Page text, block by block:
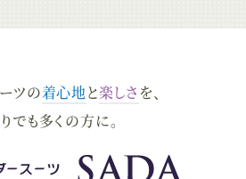
ー
ス
ー
ス
ー
ス
ス
ツの着心地と楽しさ を、
でも多くの方に。